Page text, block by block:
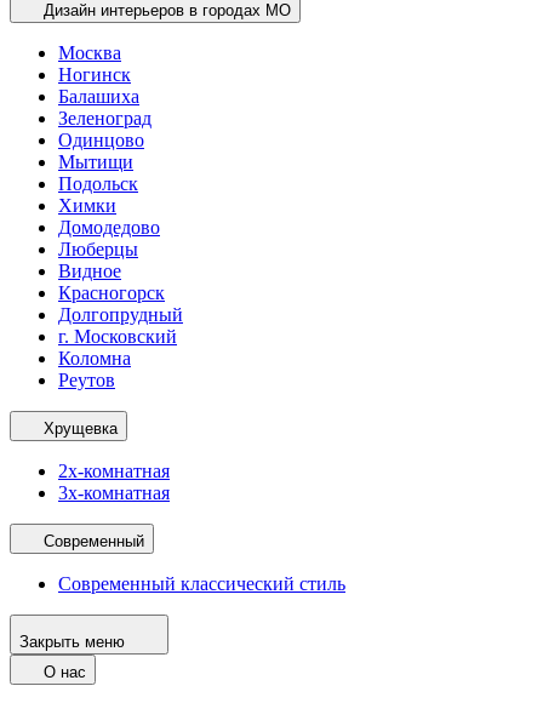
Дизайн интерьеров в городах МО
Москва
Ногинск
Балашиха
Зеленоград
Одинцово
Мытищи
Подольск
Химки
Домодедово
Люберцы
Видное
Красногорск
Долгопрудный
г. Московский
Коломна
Реутов
Хрущевка
2х-комнатная
3х-комнатная
Современный
Современный классический стиль
Закрыть меню
О нас